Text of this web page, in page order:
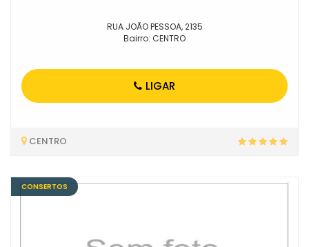
RUA JOÃO PESSOA, 2135
Bairro: CENTRO
LIGAR
CENTRO
CONSERTOS